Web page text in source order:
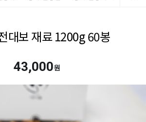
대보 재료 1200g 60봉
43,000원